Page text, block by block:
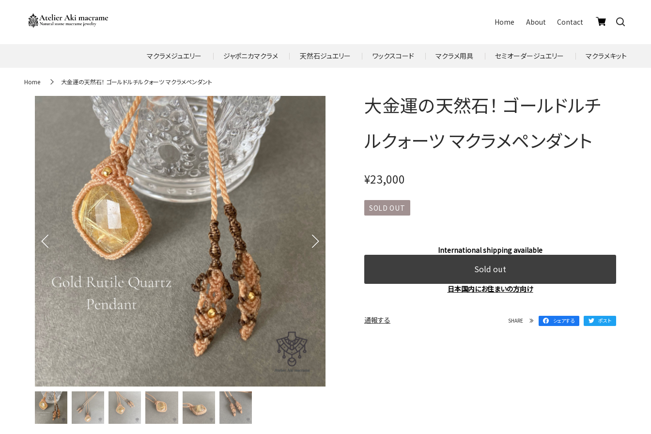
Home About Contact
マクラメジュエリー ジャポニカマクラメ 天然石ジュエリー ワックスコード マクラメ用具 セミオーダージュエリー マクラメキット
Home 大金運の天然石！ ゴールドルチルクォーツ マクラメペンダント
Previous
大金運の天然石！ ゴールドルチ
ルクォーツ マクラメペンダント
¥23,000
SOLD OUT
International shipping available
Sold out
日本国内にお住まいの方向け
SHARE シェアする ポスト
通報する